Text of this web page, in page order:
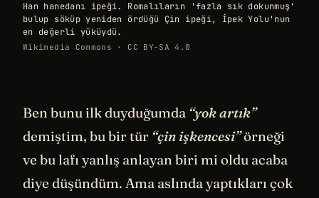
Han hanedanı ipeği. Romalıların 'fazla sık dokunmuş'
bulup söküp yeniden ördüğü Çin ipeği, İpek Yolu'nun
en değerli yüküydü.
Wikimedia Commons · CC BY-SA 4.0
Ben bunu ilk duyduğumda “yok artık”
demiştim, bu bir tür “çin işkencesi”örneği
ve bu lafı yanlış anlayan biri mi oldu acaba
diye düşündüm. Ama aslında yaptıkları çok